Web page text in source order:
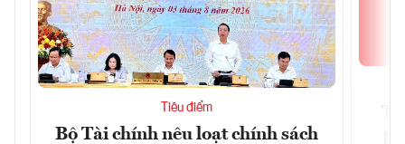
Tiêu điểm
Bộ Tài chính nêu loạt chính sách